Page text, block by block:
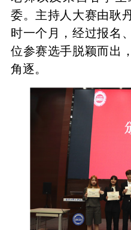
委。主持人大赛由耿
时一个月，经过报名
位参赛选手脱颖而出
角逐。